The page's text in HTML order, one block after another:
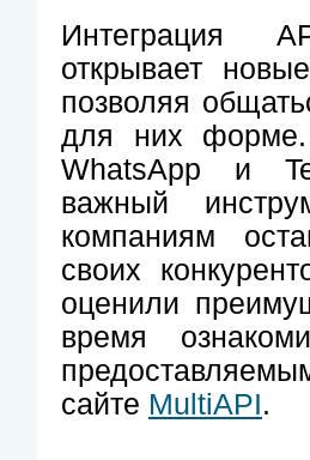
Интеграция
открывает
позволяя
для них форме.
WhatsApp и
важный
компаниям
своих
оценили
время
сайте MultiAPI.